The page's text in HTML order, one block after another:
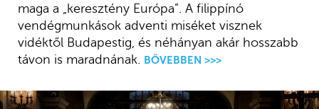
maga a „keresztény Európa”. A filippínó
vendégmunkások adventi miséket visznek
vidéktől Budapestig, és néhányan akár hosszabb
távon is maradnának.
BŐVEBBEN >>>